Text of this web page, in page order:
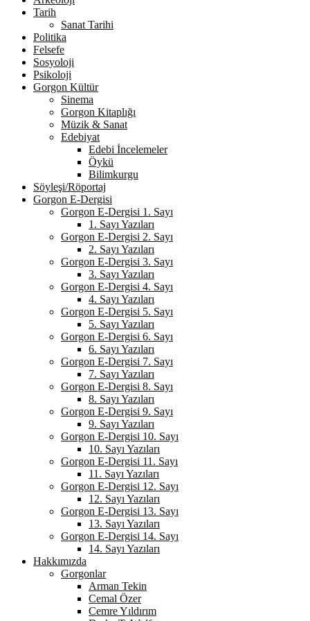
Tarih
Sanat Tarihi
Politika
Felsefe
Sosyoloji
Psikoloji
Gorgon Kültür
Sinema
Gorgon Kitaplığı
Müzik & Sanat
Edebiyat
Edebi İncelemeler
Öykü
Bilimkurgu
Söyleşi/Röportaj
Gorgon E-Dergisi
Gorgon E-Dergisi 1. Sayı
1. Sayı Yazıları
Gorgon E-Dergisi 2. Sayı
2. Sayı Yazıları
Gorgon E-Dergisi 3. Sayı
3. Sayı Yazıları
Gorgon E-Dergisi 4. Sayı
4. Sayı Yazıları
Gorgon E-Dergisi 5. Sayı
5. Sayı Yazıları
Gorgon E-Dergisi 6. Sayı
6. Sayı Yazıları
Gorgon E-Dergisi 7. Sayı
7. Sayı Yazıları
Gorgon E-Dergisi 8. Sayı
8. Sayı Yazıları
Gorgon E-Dergisi 9. Sayı
9. Sayı Yazıları
Gorgon E-Dergisi 10. Sayı
10. Sayı Yazıları
Gorgon E-Dergisi 11. Sayı
11. Sayı Yazıları
Gorgon E-Dergisi 12. Sayı
12. Sayı Yazıları
Gorgon E-Dergisi 13. Sayı
13. Sayı Yazıları
Gorgon E-Dergisi 14. Sayı
14. Sayı Yazıları
Hakkımızda
Gorgonlar
Arman Tekin
Cemal Özer
Cemre Yıldırım